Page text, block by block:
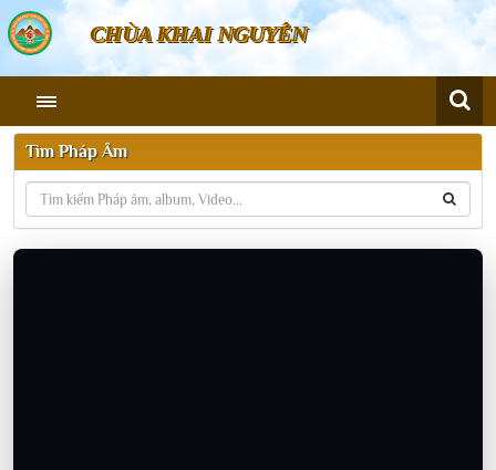
CHÙA KHAI NGUYÊN
Tìm Pháp Âm